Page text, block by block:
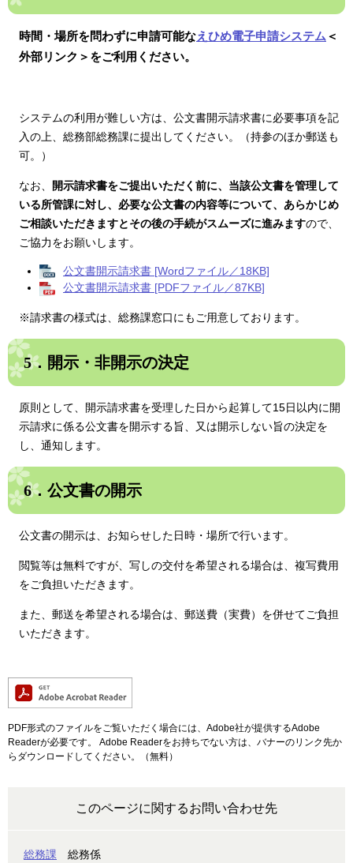
時間・場所を問わずに申請可能なえひめ電子申請システム ＜
外部リンク＞ をご利用ください。
システムの利用が難しい方は、公文書開示請求書に必要事項を記
入の上、総務部総務課に提出してください。（持参のほか郵送も
可。）
なお、
開示請求書をご提出いただく前に、当該公文書を管理して
いる所管課に対し、必要な公文書の内容等について、あらかじめ
ご相談いただきますとその後の手続がスムーズに進みますので、
ご協力をお願いします。
公文書開示請求書 [Wordファイル／18KB]
公文書開示請求書 [PDFファイル／87KB]
※請求書の様式は、総務課窓口にもご用意しております。
5．開示・非開示の決定
原則として、 開示請求書を受理した日から起算して15日以内に開
示請求に係る公文書を開示する旨、又は開示しない旨の決定を
し、通知します。
6．公文書の開示
公文書の開示は、お知らせした日時・場所で行います。
閲覧等は無料ですが、写しの交付を希望される場合は、複写費用
をご負担いただきます。
また、郵送を希望される場合は、郵送費（実費）を併せてご負担
いただきます。
PDF形式のファイルをご覧いただく場合には、Adobe社が提供するAdobe
Readerが必要です。
Adobe Readerをお持ちでない方は、バナーのリンク先か
らダウンロードしてください。（無料）
このページに関するお問い合わせ先
総務課
総務係